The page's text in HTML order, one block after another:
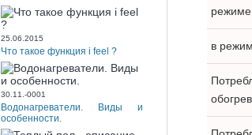
25.06.2015
Что такое функция i feel ?
30.11.-0001
Водонагреватели. Виды и
особенности.
в